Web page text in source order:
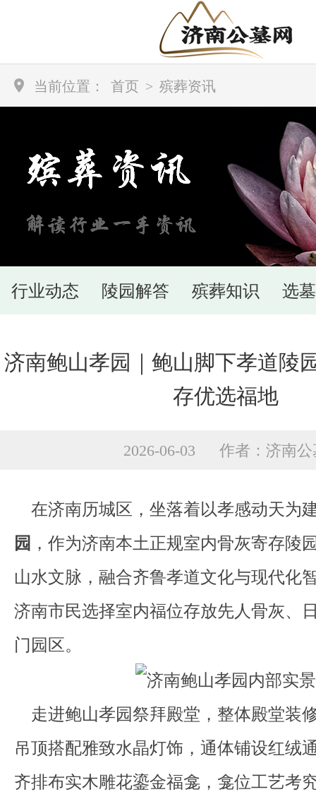
当前位置： 首页 > 殡葬资讯
行业动态 陵园解答 殡葬知识 选
济南鲍山孝园｜鲍山脚下孝道陵
存优选福地
2026-06-03 作者：济南公
在济南历城区，坐落着以孝感动天为
园 ，作为济南本土正规室内骨灰寄存陵
山水文脉，融合齐鲁孝道文化与现代化
济南市民选择室内福位存放先人骨灰、
门园区。
走进鲍山孝园祭拜殿堂，整体殿堂装
吊顶搭配雅致水晶灯饰，通体铺设红绒
齐排布实木雕花鎏金福龛，龛位工艺考